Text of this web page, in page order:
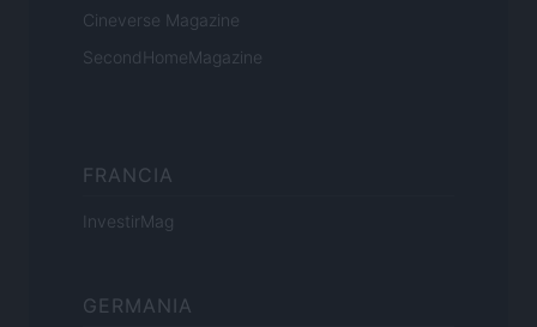
Cineverse Magazine
SecondHomeMagazine
FRANCIA
InvestirMag
GERMANIA